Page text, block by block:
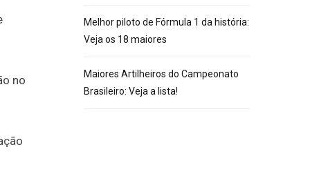
no
Melhor piloto de Fórmula 1 da história:
Veja os 18 maiores
Maiores Artilheiros do Campeonato
Brasileiro: Veja a lista!